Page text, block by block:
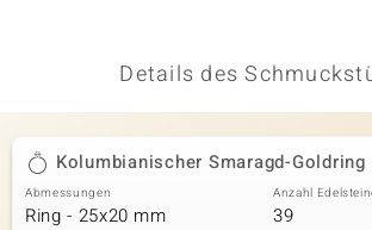
Details des
Kolumbianischer Smaragd-Goldring
Abmessungen
Ring - 25x20 mm
Anzahl
39